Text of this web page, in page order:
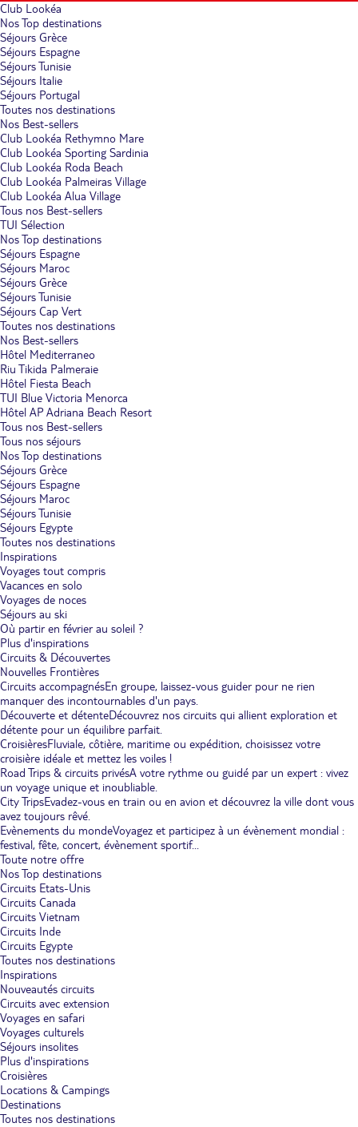
Club Lookéa
Nos Top destinations
Séjours Grèce
Séjours Espagne
Séjours Tunisie
Séjours Italie
Séjours Portugal
Toutes nos destinations
Nos Best-sellers
Club Lookéa Rethymno Mare
Club Lookéa Sporting Sardinia
Club Lookéa Roda Beach
Club Lookéa Palmeiras Village
Club Lookéa Alua Village
Tous nos Best-sellers
TUI Sélection
Nos Top destinations
Séjours Espagne
Séjours Maroc
Séjours Grèce
Séjours Tunisie
Séjours Cap Vert
Toutes nos destinations
Nos Best-sellers
Hôtel Mediterraneo
Riu Tikida Palmeraie
Hôtel Fiesta Beach
TUI Blue Victoria Menorca
Hôtel AP Adriana Beach Resort
Tous nos Best-sellers
Tous nos séjours
Nos Top destinations
Séjours Grèce
Séjours Espagne
Séjours Maroc
Séjours Tunisie
Séjours Egypte
Toutes nos destinations
Inspirations
Voyages tout compris
Vacances en solo
Voyages de noces
Séjours au ski
Où partir en février au soleil ?
Plus d'inspirations
Circuits & Découvertes
Nouvelles Frontières
Circuits accompagnésEn groupe, laissez-vous guider pour ne rien
manquer des incontournables d'un pays.
Découverte et détenteDécouvrez nos circuits qui allient exploration et
détente pour un équilibre parfait.
CroisièresFluviale, côtière, maritime ou expédition, choisissez votre
croisière idéale et mettez les voiles !
Road Trips & circuits privésA votre rythme ou guidé par un expert : vivez
un voyage unique et inoubliable.
City TripsEvadez-vous en train ou en avion et découvrez la ville dont vous
avez toujours rêvé.
Evènements du mondeVoyagez et participez à un évènement mondial :
festival, fête, concert, évènement sportif...
Toute notre offre
Nos Top destinations
Circuits Etats-Unis
Circuits Canada
Circuits Vietnam
Circuits Inde
Circuits Egypte
Toutes nos destinations
Inspirations
Nouveautés circuits
Circuits avec extension
Voyages en safari
Voyages culturels
Séjours insolites
Plus d'inspirations
Croisières
Locations & Campings
Destinations
Toutes nos destinations